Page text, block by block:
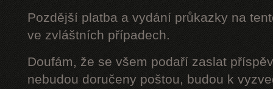
Pozdější platba a vydání průkazky na
ve zvláštních případech.
Doufám, že se všem podaří zaslat
nebudou doručeny poštou, budou k